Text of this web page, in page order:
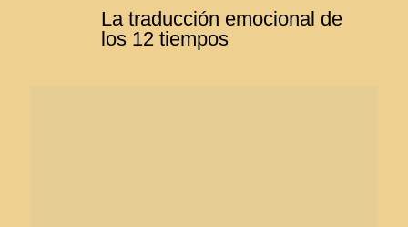
La traducción emocional de
los 12 tiempos